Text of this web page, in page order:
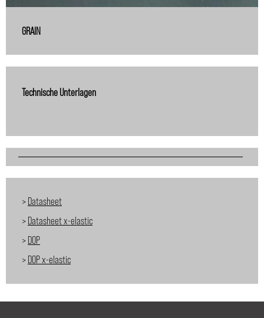
GRAIN
Technische Unterlagen
>Datasheet
>Datasheet x-elastic
>DOP
>DOP x-elastic